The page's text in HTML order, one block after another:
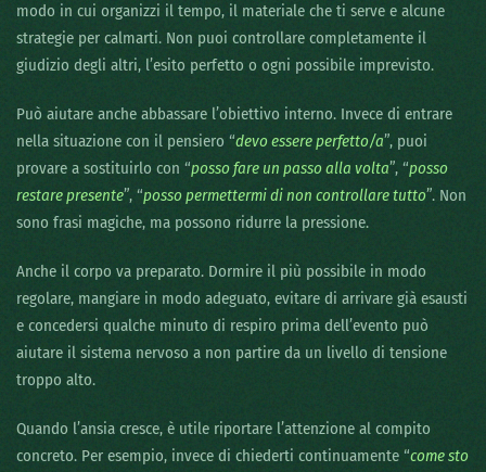
modo in cui organizzi il tempo, il materiale che ti serve e alcune
strategie per calmarti. Non puoi controllare completamente il
giudizio degli altri, l’esito perfetto o ogni possibile imprevisto.
Può aiutare anche abbassare l’obiettivo interno. Invece di entrare
nella situazione con il pensiero “devo essere perfetto/a”, puoi
provare a sostituirlo con “posso fare un passo alla volta”, “posso
restare presente”, “posso permettermi di non controllare tutto”. Non
sono frasi magiche, ma possono ridurre la pressione.
Anche il corpo va preparato. Dormire il più possibile in modo
regolare, mangiare in modo adeguato, evitare di arrivare già esausti
e concedersi qualche minuto di respiro prima dell’evento può
aiutare il sistema nervoso a non partire da un livello di tensione
troppo alto.
Quando l’ansia cresce, è utile riportare l’attenzione al compito
concreto. Per esempio, invece di chiederti continuamente “come sto